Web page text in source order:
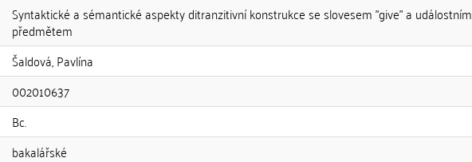
Syntaktické a sémantické aspekty ditranzitivní konstrukce se slovesem "give" a událostním
předmětem
Šaldová, Pavlína
002010637
Bc.
bakalářské